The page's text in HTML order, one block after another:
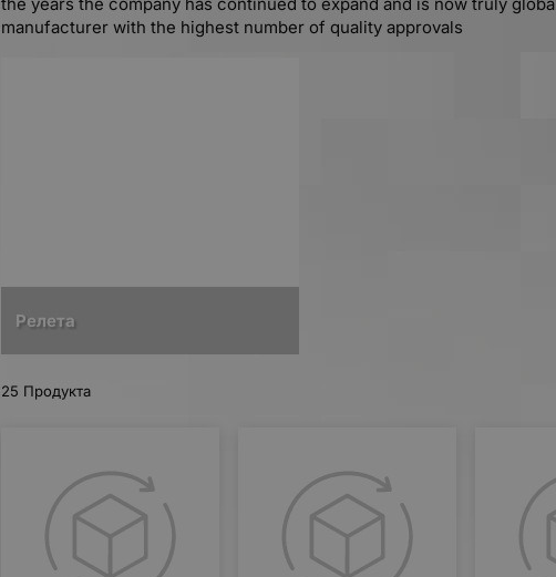
manufacturer with the highest number of quality approvals
Релета
25 Продукта